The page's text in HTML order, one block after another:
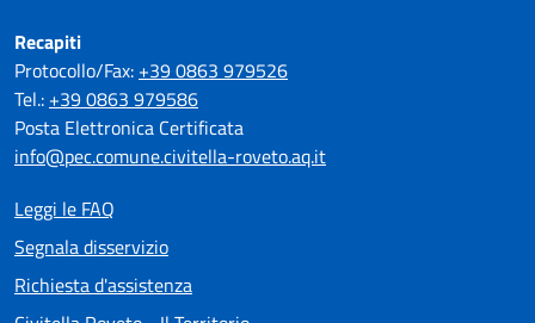
Recapiti
Protocollo/Fax: +39 0863 979526
Tel.: +39 0863 979586
Posta Elettronica Certificata
info@pec.comune.civitella-roveto.aq.it
Leggi le FAQ
Segnala disservizio
Richiesta d'assistenza